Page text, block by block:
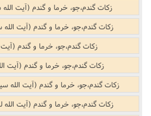
زکات گندم،جو، خرما و گندم (آیت
زکات گندم،جو، خرما و گندم (آیت
زکات گندم،جو، خرما و گندم
زکات گندم،جو، خرما و گندم (آیت
زکات گندم،جو، خرما و گندم (آیت
زکات گندم،جو، خرما و گندم (آیت الله